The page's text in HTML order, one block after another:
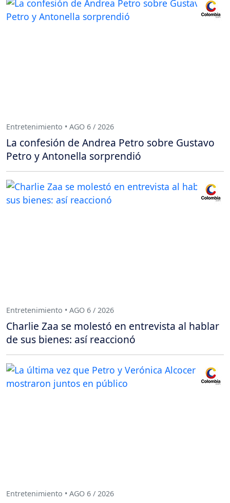
Entretenimiento • AGO 6 / 2026
La confesión de Andrea Petro sobre Gustavo
Petro y Antonella sorprendió
Entretenimiento • AGO 6 / 2026
Charlie Zaa se molestó en entrevista al hablar
de sus bienes: así reaccionó
Entretenimiento • AGO 6 / 2026